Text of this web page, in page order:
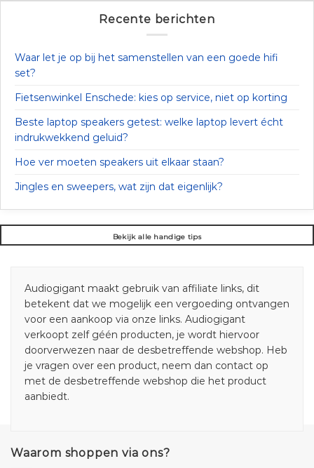
Recente berichten
Waar let je op bij het samenstellen van een goede hifi
set?
Fietsenwinkel Enschede: kies op service, niet op korting
Beste laptop speakers getest: welke laptop levert écht
indrukwekkend geluid?
Hoe ver moeten speakers uit elkaar staan?
Jingles en sweepers, wat zijn dat eigenlijk?
Bekijk alle handige tips
Audiogigant maakt gebruik van affiliate links, dit
betekent dat we mogelijk een vergoeding ontvangen
voor een aankoop via onze links. Audiogigant
verkoopt zelf géén producten, je wordt hiervoor
doorverwezen naar de desbetreffende webshop. Heb
je vragen over een product, neem dan contact op
met de desbetreffende webshop die het product
aanbiedt.
Waarom shoppen via ons?